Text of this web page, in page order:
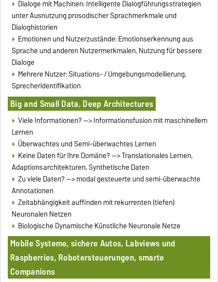
Dialoge mit Machinen: Intelligente Dialogführungsstrategien
unter Ausnutzung prosodischer Sprachmerkmale und
Dialoghistorien
Emotionen und Nutzerzustände: Emotionserkennung aus
Sprache und anderen Nutzermerkmalen, Nutzung für bessere
Dialoge
Mehrere Nutzer: Situations- / Umgebungsmodellierung,
Sprecheridentifikation
Big and Small Data, Deep Architectures
Viele Informationen? --> Informationsfusion mit maschinellem
Lernen
Überwachtes und Semi-überwachtes Lernen
Keine Daten für Ihre Domäne? --> Translationales Lernen,
Adaptionsarchitekturen, Synthetische Daten
Zu viele Daten? --> modal gesteuerte und semi-überwachte
Annotationen
Zeitabhängigkeit auffinden mit rekurrenten (tiefen)
Neuronalen Netzen
Biologische Dynamische Künstliche Neuronale Netze
Mobile Systeme, sichere Autos, Labviews und
Raspberries, Robotersteuerungen, smarte
Companions